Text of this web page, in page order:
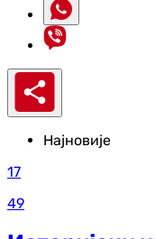
Најновије
17
49